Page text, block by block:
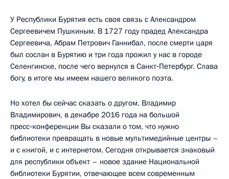
У Республики Бурятия есть своя связь с Александром
Сергеевичем Пушкиным. В 1727 году прадед Александра
Сергеевича, Абрам Петрович Ганнибал, после смерти царя
был сослан в Бурятию и три года прожил у нас в городе
Селенгинске, после чего вернулся в Санкт‑Петербург. Слава
богу, в итоге мы имеем нашего великого поэта.
Но хотел бы сейчас сказать о другом. Владимир
Владимирович, в декабре 2016 года на большой
пресс‑конференции Вы сказали о том, что нужно
библиотеки превращать в новые мультимедийные центры –
и с книгой, и с интернетом. Сегодня открывается знаковый
для республики объект – новое здание Национальной
библиотеки Бурятии, отвечающее всем современным